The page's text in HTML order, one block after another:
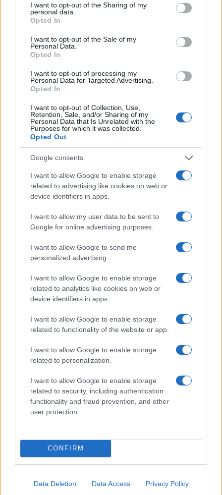
not limited to your visit or usage behaviour. You may click to
grant or deny consent to Google and its third-party tags to
use your data for below specified purposes in below Google
consent section.
I want to opt-out of the Sharing of my
personal data.
Opted In
I want to opt-out of the Sale of my
Personal Data.
Opted In
I want to opt-out of processing my
Personal Data for Targeted Advertising.
Opted In
I want to opt-out of Collection, Use,
Retention, Sale, and/or Sharing of my
Personal Data that Is Unrelated with the
Purposes for which it was collected.
Opted Out
Google consents
I want to allow Google to enable storage
related to advertising like cookies on web or
device identifiers in apps.
I want to allow my user data to be sent to
Google for online advertising purposes.
I want to allow Google to send me
personalized advertising.
I want to allow Google to enable storage
related to analytics like cookies on web or
device identifiers in apps.
I want to allow Google to enable storage
related to functionality of the website or app.
I want to allow Google to enable storage
related to personalization.
I want to allow Google to enable storage
related to security, including authentication
functionality and fraud prevention, and other
user protection.
CONFIRM
Data Deletion Data Access Privacy Policy
Continua a leggere
Smartband o smartwatch: come scegliere il fitness
tracker giusto
Camilla Fiore · 8 Ago 2026
FITNESS
Allenamento in spiaggia: sequenze a corpo libero
efficaci